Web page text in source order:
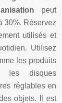
peut
30%. Réservez
utilisés et
Utilisez
les produits
les disques
réglables en
objets. Il est